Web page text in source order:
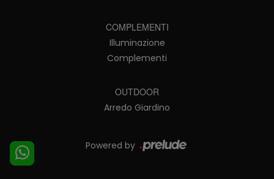
COMPLEMENTI
Illuminazione
Complementi
OUTDOOR
Arredo Giardino
Powered by